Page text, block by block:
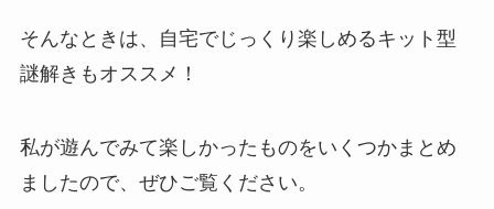
そんなときは、自宅でじっくり楽しめるキット型
謎解きもオススメ！
私が遊んでみて楽しかったものをいくつかまとめ
ましたので、ぜひご覧ください。